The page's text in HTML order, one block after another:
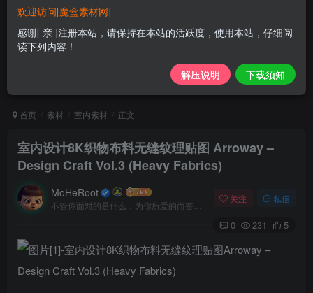
首页 素材 室内素材 正文
室内设计8K织物布料无缝纹理贴图 Arroway –
Design Craft Vol.3 (Heavy Fabrics)
MoHeRoot 关注 私信
0 231 5
欢迎访问[魔盒素材网]
感谢[ 亲 ]注册本站，请保持在本站的活跃度，使用本站，仔细阅
读下列内容！
解压说明 下载须知